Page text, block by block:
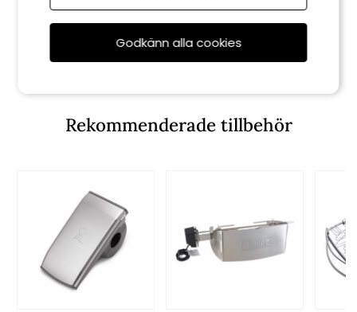
Weber
LED-Lampa Q 3000N /
Traveler/ Lumin
Rekommenderade tillbehör
Godkänn alla cookies